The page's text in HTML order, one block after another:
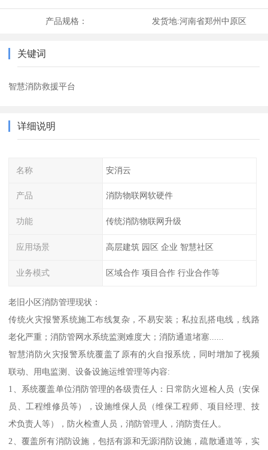
产品规格： 发货地:河南省郑州中原区
关键词
智慧消防救援平台
详细说明
名称 安消云
产品 消防物联网软硬件
功能 传统消防物联网升级
应用场景 高层建筑 园区 企业 智慧社区
业务模式 区域合作 项目合作 行业合作等
老旧小区消防管理现状：
传统火灾报警系统施工布线复杂，不易安装；私拉乱搭电线，线路
老化严重；消防管网水系统监测难度大；消防通道堵塞......
智慧消防火灾报警系统覆盖了原有的火自报系统，同时增加了视频
联动、用电监测、设备设施运维管理等内容:
1、系统覆盖单位消防管理的各级责任人：日常防火巡检人员（安保
员、工程维修员等），设施维保人员（维保工程师、项目经理、技
术负责人等），防火检查人员，消防管理人，消防责任人。
2、覆盖所有消防设施，包括有源和无源消防设施，疏散通道等，实